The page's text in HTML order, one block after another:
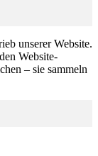
unserer Website.
Website-
– sie sammeln